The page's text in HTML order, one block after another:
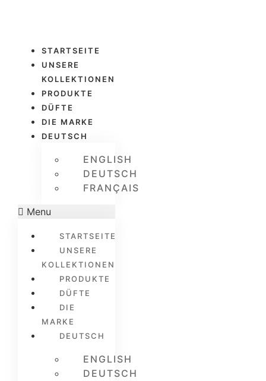
STARTSEITE
UNSERE
KOLLEKTIONEN
PRODUKTE
DÜFTE
DIE MARKE
DEUTSCH
ENGLISH
DEUTSCH
FRANÇAIS
Menu
STARTSEITE
UNSERE
KOLLEKTIONEN
PRODUKTE
DÜFTE
DIE
MARKE
DEUTSCH
ENGLISH
DEUTSCH